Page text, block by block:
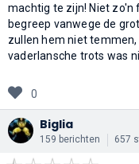
machtig te zijn! Niet
begreep vanwege de
zullen hem niet
vaderlansche trots was
0
Biglia
159 berichten 657